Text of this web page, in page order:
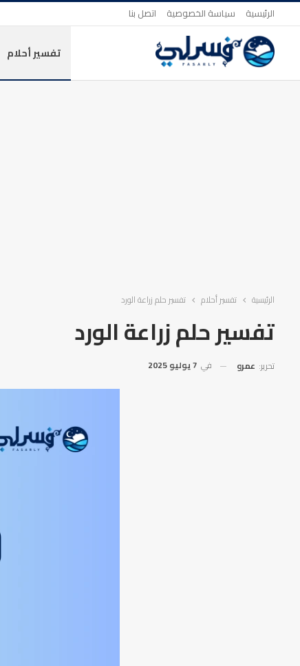
الرئيسية سياسة الخصوصية اتصل بنا
تفسير أحلام
الرئيسية تفسير أحلام تفسير حلم زراعة الورد
تفسير حلم زراعة الورد
تحرير: عمرو في 7 يوليو 2025